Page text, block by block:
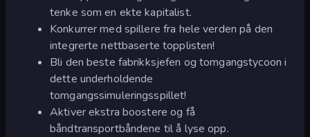
tenke som en ekte kapitalist.
Konkurrer med spillere fra hele verden på den
integrerte nettbaserte topplisten!
Bli den beste fabrikksjefen og tomgangstycoon i
dette underholdende
tomgangssimuleringsspillet!
Aktiver ekstra boostere og få
båndtransportbåndene til å lyse opp.